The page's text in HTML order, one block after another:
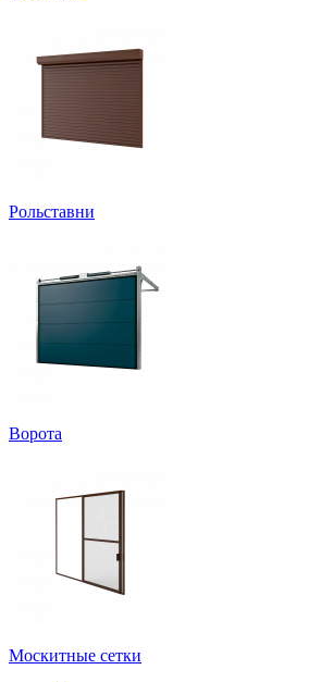
Рольставни
Ворота
Москитные сетки